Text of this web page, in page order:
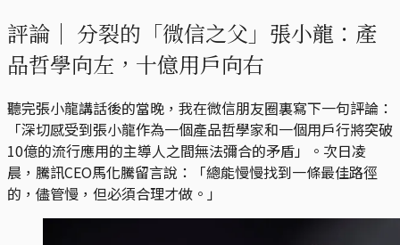
評論｜ 分裂的「微信之父」張小龍：產
品哲學向左，十億用戶向右
聽完張小龍講話後的當晚，我在微信朋友圈裏寫下一句評論：
「深切感受到張小龍作為一個產品哲學家和一個用戶行將突破
10億的流行應用的主導人之間無法彌合的矛盾」。次日凌
晨，騰訊CEO馬化騰留言說：「總能慢慢找到一條最佳路徑
的，儘管慢，但必須合理才做。」